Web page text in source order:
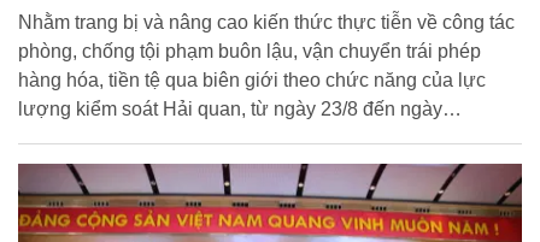
Nhằm trang bị và nâng cao kiến thức thực tiễn về công tác
phòng, chống tội phạm buôn lậu, vận chuyển trái phép
hàng hóa, tiền tệ qua biên giới theo chức năng của lực
lượng kiểm soát Hải quan, từ ngày 23/8 đến ngày
phối hợp với Cục Điều tra chống buôn lậu - Tổng cục Hải
quan tổ chức chương trình thực tế cho học viên Lớp bồi
dưỡng nghiệp vụ điều tra tội phạm thuộc lực lượng kiểm